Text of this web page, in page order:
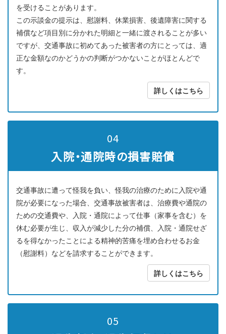
を受けることがあります。
この示談金の提示は、慰謝料、休業損害、後遺障害に関する
補償など項目別に分かれた明細と一緒に渡されることが多い
ですが、交通事故に初めてあった被害者の方にとっては、適
正な金額なのかどうかの判断がつかないことがほとんどで
す。
詳しくはこちら
04
入院・通院時の損害賠償
交通事故に遭って怪我を負い、怪我の治療のために入院や通
院が必要になった場合、交通事故被害者は、治療費や通院の
ための交通費や、入院・通院によって仕事（家事を含む）を
休む必要が生じ、収入が減少した分の補償、入院・通院せざ
るを得なかったことによる精神的苦痛を埋め合わせるお金
（慰謝料）などを請求することができます。
詳しくはこちら
05